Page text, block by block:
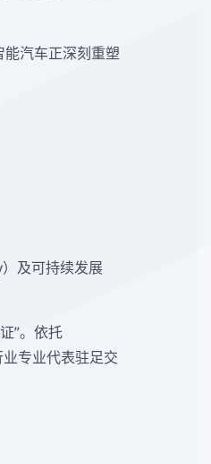
汽车正深刻重塑
及可持续发展
”。依托
专业代表驻足交